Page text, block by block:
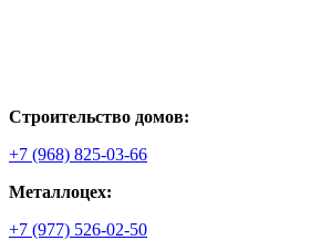
Строительство домов:
+7 (968) 825-03-66
Металлоцех:
+7 (977) 526-02-50